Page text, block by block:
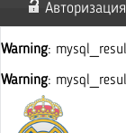
Авторизация
Warning:
Warning: